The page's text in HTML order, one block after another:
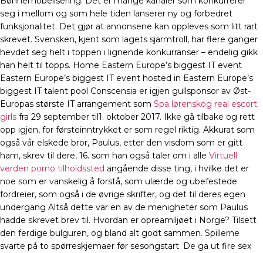
seg i mellom og som hele tiden lanserer ny og forbedret
funksjonalitet. Det gjør at annonsene kan oppleves som litt rart
skrevet. Svensken, kjent som lagets sjarmtroll, har flere ganger
hevdet seg helt i toppen i lignende konkurranser – endelig gikk
han helt til topps. Home Eastern Europe’s biggest IT event
Eastern Europe’s biggest IT event hosted in Eastern Europe’s
biggest IT talent pool Conscensia er igjen gullsponsor av Øst-
Europas største IT arrangement som Spa lørenskog real escort
girls fra 29 september til1. oktober 2017. Ikke gå tilbake og rett
opp igjen, for førsteinntrykket er som regel riktig. Akkurat som
også vår elskede bror, Paulus, etter den visdom som er gitt
ham, skrev til dere, 16. som han også taler om i alle Virtuell
verden porno tilholdssted angående disse ting, i hvilke det er
noe som er vanskelig å forstå, som ulærde og ubefestede
fordreier, som også i de øvrige skrifter, og det til deres egen
undergang Altså dette var en av de menigheter som Paulus
hadde skrevet brev til. Hvordan er opreamiljøet i Norge? Tilsett
den ferdige bulguren, og bland alt godt sammen. Spillerne
svarte på to spørreskjemaer før sesongstart. De ga ut fire sex